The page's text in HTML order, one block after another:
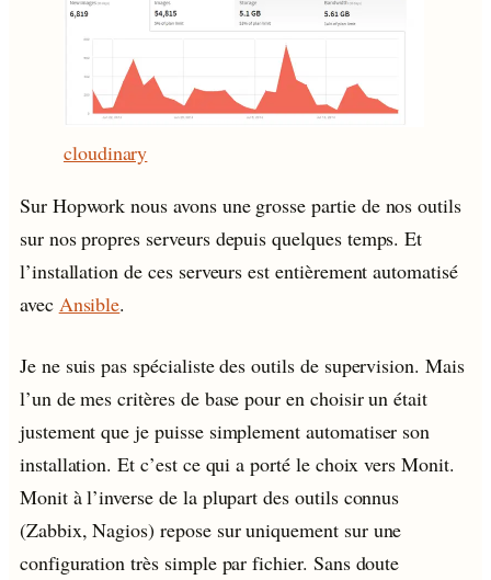
cloudinary
Sur Hopwork nous avons une grosse partie de nos outils
sur nos propres serveurs depuis quelques temps. Et
l’installation de ces serveurs est entièrement automatisé
avec Ansible.
Je ne suis pas spécialiste des outils de supervision. Mais
l’un de mes critères de base pour en choisir un était
justement que je puisse simplement automatiser son
installation. Et c’est ce qui a porté le choix vers Monit.
Monit à l’inverse de la plupart des outils connus
(Zabbix, Nagios) repose sur uniquement sur une
configuration très simple par fichier. Sans doute